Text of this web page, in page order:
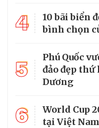
4
10 bãi biển
bình chọn
5
Phú Quốc
đảo đẹp
Dương
6
World Cup
tại Việt